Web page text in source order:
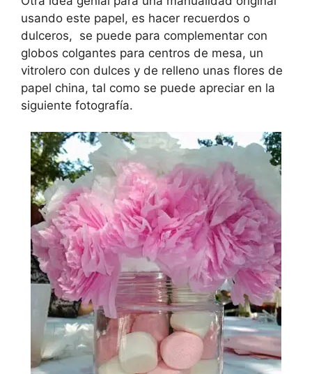
usando este papel, es hacer recuerdos o
dulceros, se puede para complementar con
globos colgantes para centros de mesa, un
vitrolero con dulces y de relleno unas flores de
papel china, tal como se puede apreciar en la
siguiente fotografía.